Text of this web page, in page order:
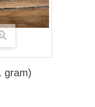
gram)